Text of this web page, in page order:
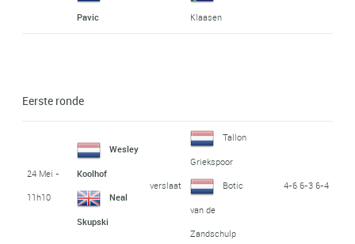
Pavic Klaasen
Eerste ronde
24 Mei -
11h10
Wesley
Koolhof
Neal
Skupski
verslaat
Tallon
Griekspoor
Botic
van de
Zandschulp
4-6 6-3 6-4